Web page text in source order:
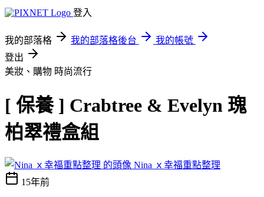
登入
我的部落格 我的部落格後台
我的帳號
登出
美妝、購物 時尚流行
[ 保養 ] Crabtree & Evelyn 瑰
柏翠禮盒組
Nina ｘ幸福重點整理
15年前